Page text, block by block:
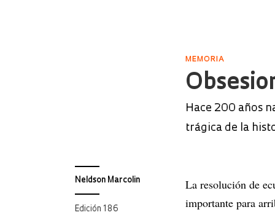
MEMORIA
Hace 200 años
trágica de la
Neldson Marcolin
Edición 186
La resolución de
importante para